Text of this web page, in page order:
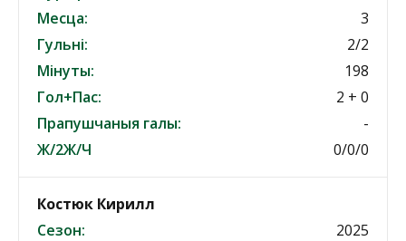
Месца:
3
Гульні:
2/2
Мінуты:
198
Гол+Пас:
2 + 0
Прапушчаныя галы:
-
Ж/2Ж/Ч
0/0/0
Костюк Кирилл
Сезон:
2025